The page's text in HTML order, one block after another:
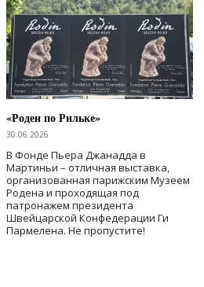
«Роден по Рильке»
30.06.2026
В Фонде Пьера Джанадда в
Мартиньи – отличная выставка,
организованная парижским Музеем
Родена и проходящая под
патронажем президента
Швейцарской Конфедерации Ги
Пармелена. Не пропустите!